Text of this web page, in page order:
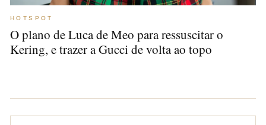
HOTSPOT
O plano de Luca de Meo para ressuscitar o
Kering, e trazer a Gucci de volta ao topo